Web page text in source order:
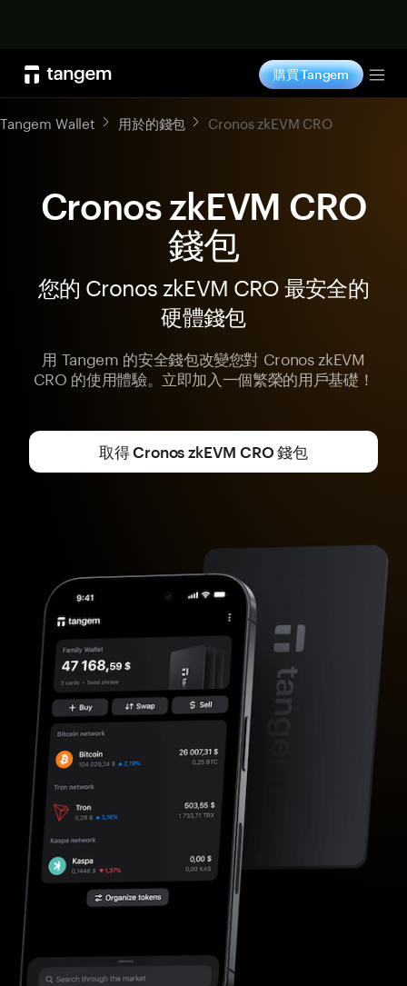
購買 Tangem
Tangem Wallet 用於的錢包 Cronos zkEVM CRO
Cronos zkEVM CRO
錢包
您的 Cronos zkEVM CRO 最安全的
硬體錢包
用 Tangem 的安全錢包改變您對 Cronos zkEVM
CRO 的使用體驗。立即加入一個繁榮的用戶基礎！
取得 Cronos zkEVM CRO 錢包